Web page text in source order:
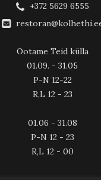
+372 5629 6555
Ootame Teid külla
01.09. - 31.05
P-N 12-22
R,L 12 - 23
01.06 - 31.08
P-N 12 - 23
R,L 12 - 00